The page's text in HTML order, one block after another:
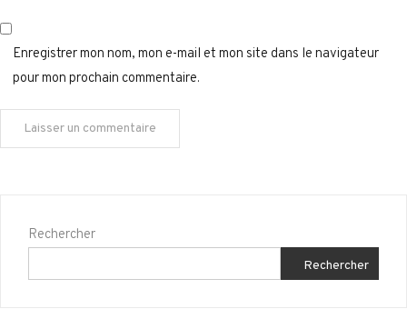
Enregistrer mon nom, mon e-mail et mon site dans le navigateur
pour mon prochain commentaire.
Rechercher
Rechercher